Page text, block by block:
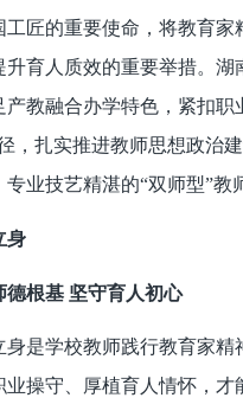
工匠的重要使命，将教育
升育人质效的重要举措。
产教融合办学特色，紧扣
，扎实推进教师思想政治
专业技艺精湛的“双师型”
身
德根基 坚守育人初心
身是学校教师践行教育家
业操守、厚植育人情怀，才